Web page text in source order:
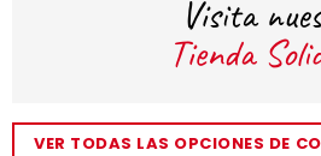
VER TODAS LAS OPCIONES DE